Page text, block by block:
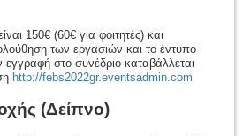
150€ (60€ για φοιτητές) και
των εργασιών και το έντυπο
στο συνέδριο καταβάλλεται
http://febs2022gr.eventsadmin.com
(Δείπνο)